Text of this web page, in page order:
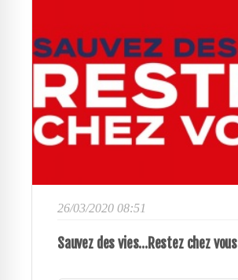
26/03/2020 08:51
Sauvez des vies...Restez chez vous